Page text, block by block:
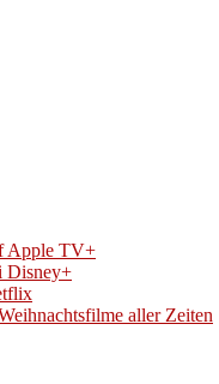
Apple TV+
Disney+
aller Zeiten